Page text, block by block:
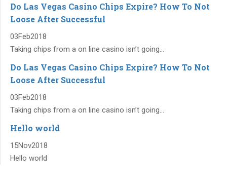
Do Las Vegas Casino Chips Expire? How To Not
Loose After Successful
03Feb2018
Taking chips from a on line casino isn’t going...
Do Las Vegas Casino Chips Expire? How To Not
Loose After Successful
03Feb2018
Taking chips from a on line casino isn’t going...
Hello world
15Nov2018
Hello world